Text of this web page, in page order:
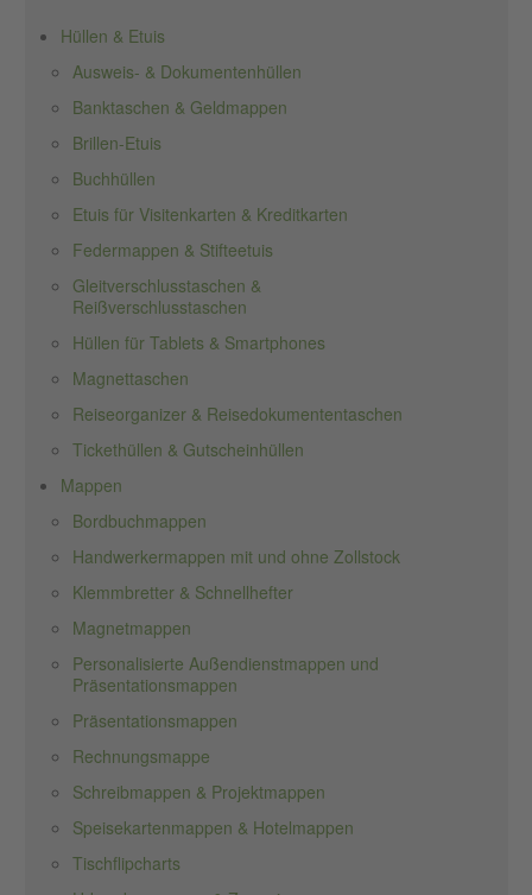
Hüllen & Etuis
Ausweis- & Dokumentenhüllen
Banktaschen & Geldmappen
Brillen-Etuis
Buchhüllen
Etuis für Visitenkarten & Kreditkarten
Federmappen & Stifteetuis
Gleitverschlusstaschen &
Reißverschlusstaschen
Hüllen für Tablets & Smartphones
Magnettaschen
Reiseorganizer & Reisedokumententaschen
Tickethüllen & Gutscheinhüllen
Mappen
Bordbuchmappen
Handwerkermappen mit und ohne Zollstock
Klemmbretter & Schnellhefter
Magnetmappen
Personalisierte Außendienstmappen und
Präsentationsmappen
Präsentationsmappen
Rechnungsmappe
Schreibmappen & Projektmappen
Speisekartenmappen & Hotelmappen
Tischflipcharts